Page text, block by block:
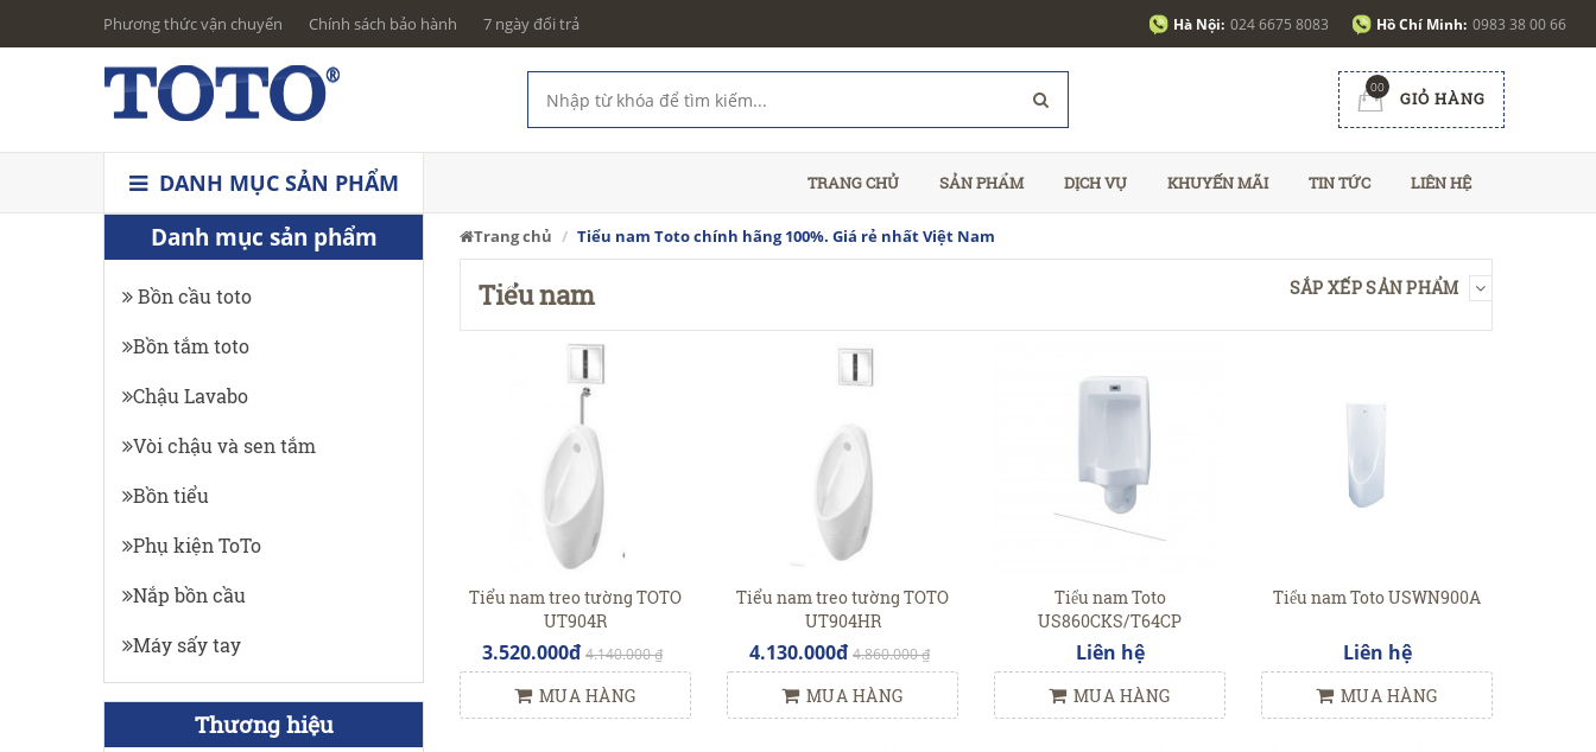
Phương thức vận chuyển Chính sách bảo hành 7 ngày đổi trả Hà Nội: 024 6675 8083 Hồ Chí Minh: 0983 38 00 66
00
GIỎ HÀNG
DANH MỤC SẢN PHẨM TRANG CHỦ SẢN PHẨM DỊCH VỤ KHUYẾN MÃI TIN TỨC LIÊN HỆ
Danh mục sản phẩm
Bồn cầu toto
Bồn tắm toto
Chậu Lavabo
Vòi chậu và sen tắm
Bồn tiểu
Phụ kiện ToTo
Nắp bồn cầu
Máy sấy tay
Thương hiệu
Trang chủ Tiểu nam Toto chính hãng 100%. Giá rẻ nhất Việt Nam
Tiểu nam SẮP XẾP SẢN PHẨM
Tiểu nam treo tường TOTO
UT904R
3.520.000đ 4.140.000 ₫
MUA HÀNG
Tiểu nam treo tường TOTO
UT904HR
4.130.000đ 4.860.000 ₫
MUA HÀNG
Tiểu nam Toto
US860CKS/T64CP
Liên hệ
MUA HÀNG
Tiểu nam Toto USWN900A
Liên hệ
MUA HÀNG